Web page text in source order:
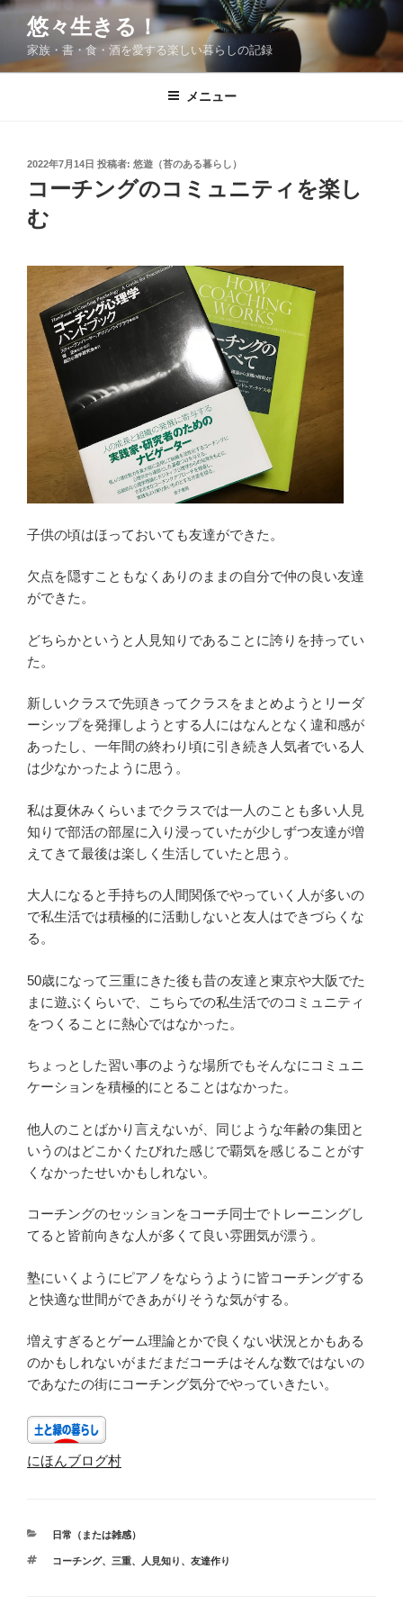
コ
ン
悠々生きる！
家族・書・食・酒を愛する楽しい暮らしの記録
メニュー
投
日:
2022年7月14日 投稿者: 悠遊（苔のある暮らし）
コーチングのコミュニティを楽し
む
子供の頃はほっておいても友達ができた。
欠点を隠すこともなくありのままの自分で仲の良い友達
ができた。
どちらかというと人見知りであることに誇りを持ってい
た。
新しいクラスで先頭きってクラスをまとめようとリーダ
ーシップを発揮しようとする人にはなんとなく違和感が
あったし、一年間の終わり頃に引き続き人気者でいる人
は少なかったように思う。
私は夏休みくらいまでクラスでは一人のことも多い人見
知りで部活の部屋に入り浸っていたが少しずつ友達が増
えてきて最後は楽しく生活していたと思う。
大人になると手持ちの人間関係でやっていく人が多いの
で私生活では積極的に活動しないと友人はできづらくな
る。
50歳になって三重にきた後も昔の友達と東京や大阪でた
まに遊ぶくらいで、こちらでの私生活でのコミュニティ
をつくることに熱心ではなかった。
ちょっとした習い事のような場所でもそんなにコミュニ
ケーションを積極的にとることはなかった。
他人のことばかり言えないが、同じような年齢の集団と
いうのはどこかくたびれた感じで覇気を感じることがす
くなかったせいかもしれない。
コーチングのセッションをコーチ同士でトレーニングし
てると皆前向きな人が多くて良い雰囲気が漂う。
塾にいくようにピアノをならうように皆コーチングする
と快適な世間ができあがりそうな気がする。
増えすぎるとゲーム理論とかで良くない状況とかもある
のかもしれないがまだまだコーチはそんな数ではないの
であなたの街にコーチング気分でやっていきたい。
にほんブログ村
カ
ゴ
日常（または雑感）
タ
コーチング、 三重、 人見知り 、 友達作り